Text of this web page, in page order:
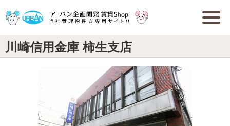
川崎信用金庫 柿生支店